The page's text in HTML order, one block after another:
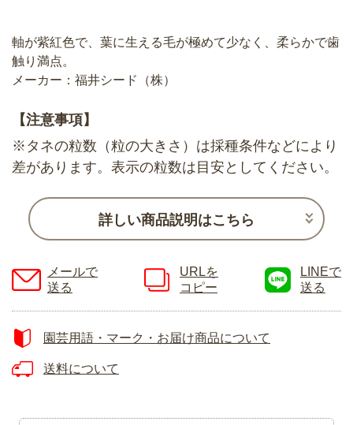
軸が紫紅色で、葉に生える毛が極めて少なく、柔らかで歯
触り満点。
メーカー：福井シード（株）
【注意事項】
※タネの粒数（粒の大きさ）は採種条件などにより
差があります。表示の粒数は目安としてください。
詳しい商品説明はこちら
メールで
送る
URLを
コピー
LINEで
送る
園芸用語・マーク・お届け商品について
送料について